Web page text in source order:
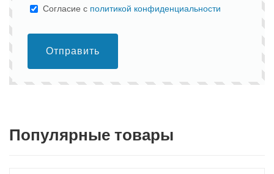
Cогласие с политикой конфиденциальности
Отправить
Популярные товары